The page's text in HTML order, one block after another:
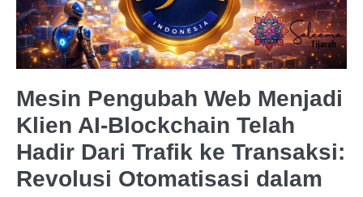
Mesin Pengubah Web Menjadi
Klien AI-Blockchain Telah
Hadir Dari Trafik ke Transaksi:
Revolusi Otomatisasi dalam